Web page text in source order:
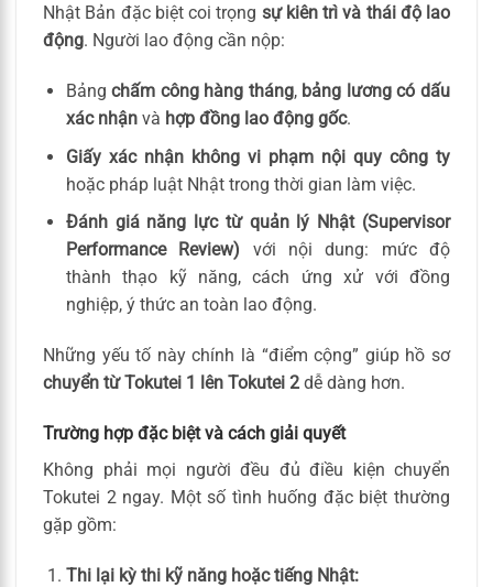
Nhật Bản đặc biệt coi trọng sự kiên trì và thái độ lao
động. Người lao động cần nộp:
Bảngchấm công hàng tháng, bảng lương có dấu
xác nhậnvà hợp đồng lao động gốc.
Giấy xác nhận không vi phạm nội quy công ty
hoặc pháp luật Nhật trong thời gian làm việc.
Đánh giá năng lực từ quản lý Nhật (Supervisor
Performance Review) với nội dung: mức độ
thành thạo kỹ năng, cách ứng xử với đồng
nghiệp, ý thức an toàn lao động.
Những yếu tố này chính là “điểm cộng” giúp hồ sơ
chuyển từ Tokutei 1 lên Tokutei 2 dễ dàng hơn.
Trường hợp đặc biệt và cách giải quyết
Không phải mọi người đều đủ điều kiện chuyển
Tokutei 2 ngay. Một số tình huống đặc biệt thường
gặp gồm:
Thi lại kỳ thi kỹ năng hoặc tiếng Nhật: